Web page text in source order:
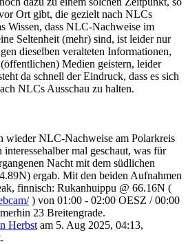
Ort gibt, die gezielt nach NLCs
Wissen, dass NLC-Nachweise im
Seltenheit (mehr) sind, ist leider nur
dieselben veralteten Informationen,
Medien geistern, leider
da schnell der Eindruck, dass es sich
NLCs Ausschau zu halten.
wieder NLC-Nachweise am Polarkreis
mal geschaut, was für
Nacht mit dem südlichen
ergab. Mit den beiden Aufnahmen
finnisch: Rukanhuippu @ 66.16N (
) von 01:00 - 02:00 OESZ / 00:00
23 Breitengrade.
Herbst am 5. Aug 2025, 04:13,